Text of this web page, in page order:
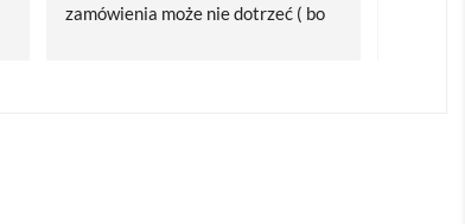
zamówienia może nie dotrzeć ( bo